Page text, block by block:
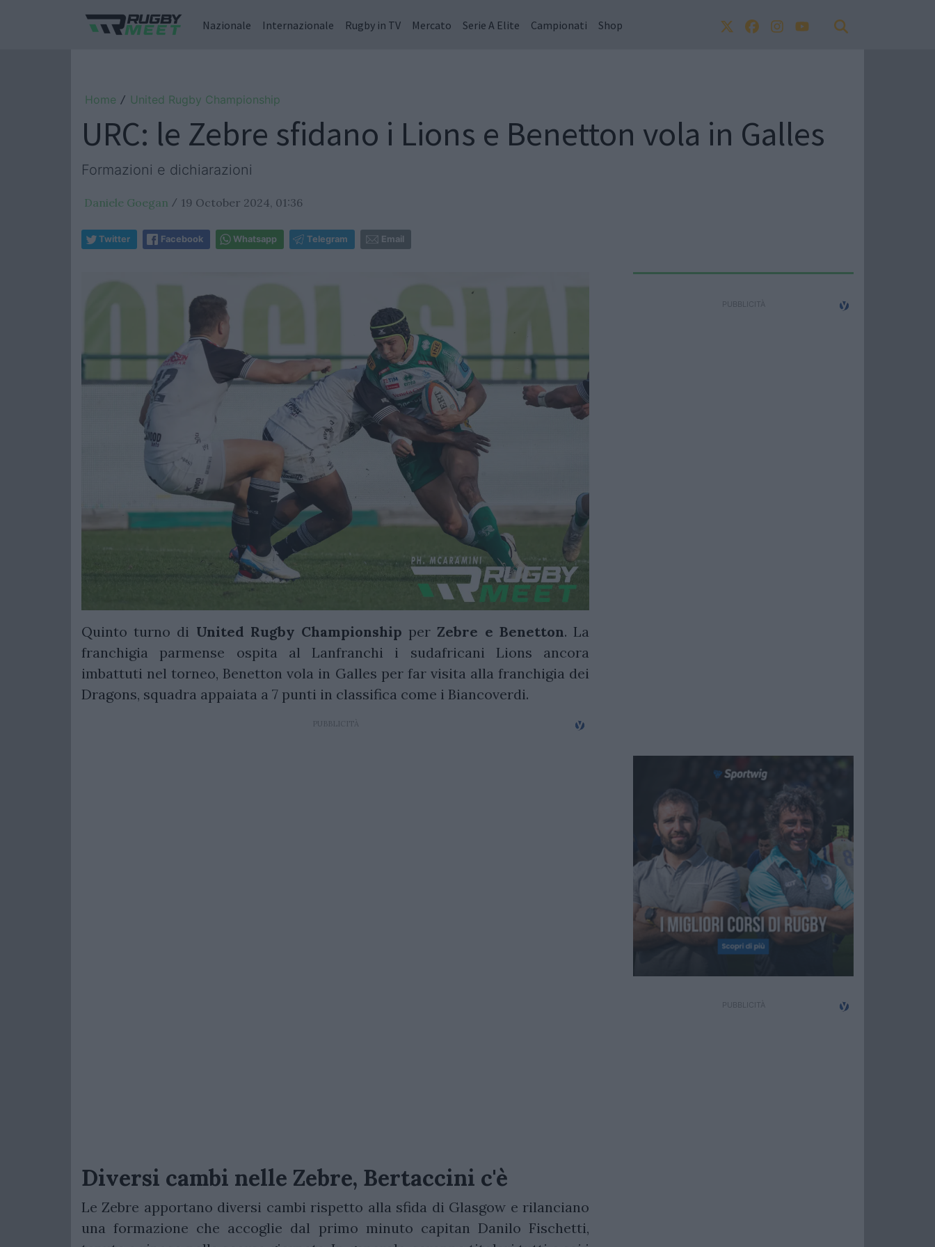
Nazionale Internazionale Rugby in TV Mercato Serie A Elite Campionati Shop
Home / United Rugby Championship
URC: le Zebre sfidano i Lions e Benetton vola in Galles
Formazioni e dichiarazioni
Daniele Goegan / 19 October 2024, 01:36
Twitter Facebook Whatsapp Telegram Email
Quinto turno di United Rugby Championship per Zebre e Benetton. La
franchigia parmense ospita al Lanfranchi i sudafricani Lions ancora
imbattuti nel torneo, Benetton vola in Galles per far visita alla franchigia dei
Dragons, squadra appaiata a 7 punti in classifica come i Biancoverdi.
Diversi cambi nelle Zebre, Bertaccini c'è
Le Zebre apportano diversi cambi rispetto alla sfida di Glasgow e rilanciano
una formazione che accoglie dal primo minuto capitan Danilo Fischetti,